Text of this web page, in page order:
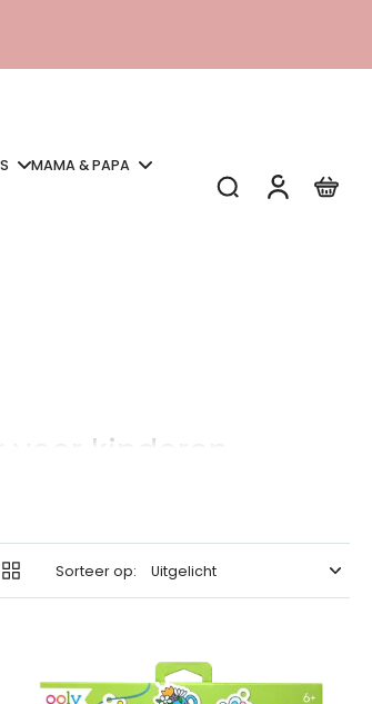
MAMA & PAPA
kinderen
stoffen.
Sorteer op: